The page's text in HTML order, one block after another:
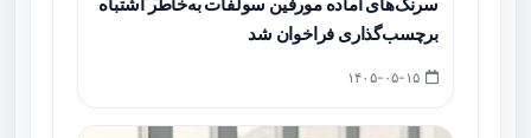
برچسب‌گذاری فراخوان شد